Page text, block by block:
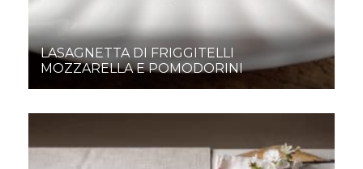
LASAGNETTA DI FRIGGITELLI
MOZZARELLA E POMODORINI